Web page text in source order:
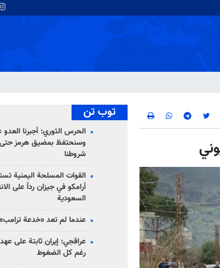
توب تن
الحرس الثوري: أجبرنا العدو
وسنحتفظ بمضيق هرمز
شروطنا
القوات المسلحة اليمنية
أرامكو في جيزان رداً على
السعودية
عندما لم تعد «خدعة
عراقجي: إيران ثابتة على
رغم كل الضغوط